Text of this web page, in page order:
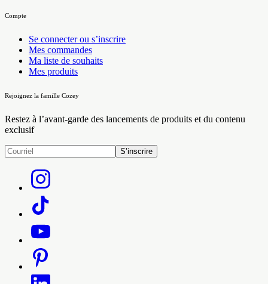
Compte
Se connecter ou s’inscrire
Mes commandes
Ma liste de souhaits
Mes produits
Rejoignez la famille Cozey
Restez à l’avant-garde des lancements de produits et du contenu
exclusif
S’inscrire